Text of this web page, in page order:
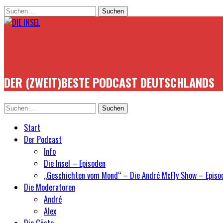
Suchen
nach:
DER (ZWEIT)BESTE PODCAST DEUTSCHLANDS
Suchen
Start
Der Podcast
Info
Die Insel – Episoden
„Geschichten vom Mond“ – Die André McFly Show –
Die Moderatoren
André
Alex